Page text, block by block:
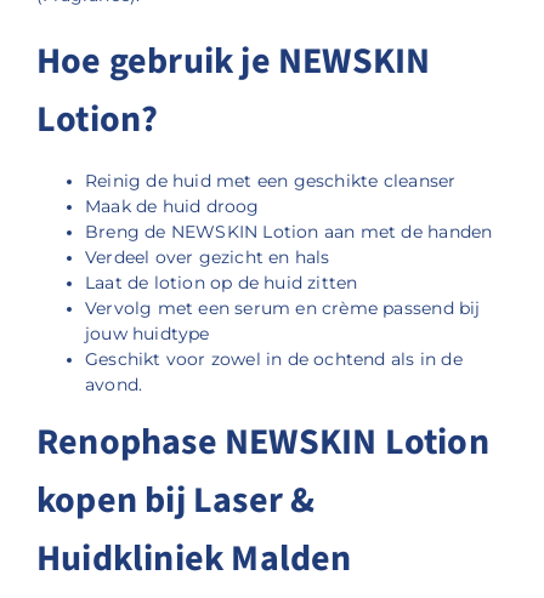
Hoe gebruik je NEWSKIN
Lotion?
Reinig de huid met een geschikte cleanser
Maak de huid droog
Breng de NEWSKIN Lotion aan met de handen
Verdeel over gezicht en hals
Laat de lotion op de huid zitten
Vervolg met een serum en crème passend bij
jouw huidtype
Geschikt voor zowel in de ochtend als in de
avond.
Renophase NEWSKIN Lotion
kopen bij Laser &
Huidkliniek Malden